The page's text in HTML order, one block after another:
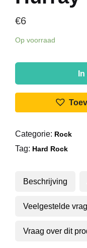
€6
Op voorraad
Alice
-
Hurray
Categorie: Rock
Tag: Hard Rock
Beschrijving
Veelgestelde
Vraag over dit